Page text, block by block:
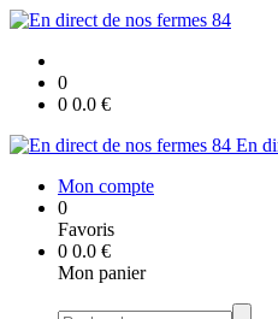
0
0 0.0 €
En
Mon compte
0
Favoris
0 0.0 €
Mon panier